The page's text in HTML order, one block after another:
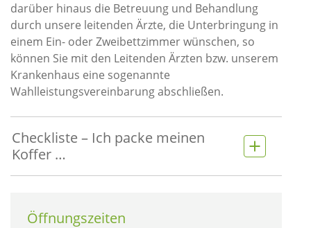
darüber hinaus die Betreuung und Behandlung
durch unsere leitenden Ärzte, die Unterbringung in
einem Ein- oder Zweibettzimmer wünschen, so
können Sie mit den Leitenden Ärzten bzw. unserem
Krankenhaus eine sogenannte
Wahlleistungsvereinbarung abschließen.
Checkliste – Ich packe meinen
Koffer …
Öffnungszeiten